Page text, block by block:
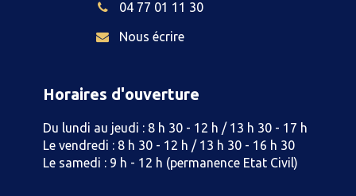
04 77 01 11 30
Nous écrire
Horaires d'ouverture
Du lundi au jeudi : 8 h 30 - 12 h / 13 h 30 - 17 h
Le vendredi : 8 h 30 - 12 h / 13 h 30 - 16 h 30
Le samedi : 9 h - 12 h (permanence Etat Civil)